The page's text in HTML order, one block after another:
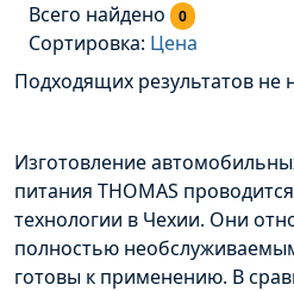
Всего найдено 0
Сортировка: Цена
Подходящих результатов не
Изготовление
питания THOMAS
технологии в Чехии. Они
полностью
готовы к применению. В